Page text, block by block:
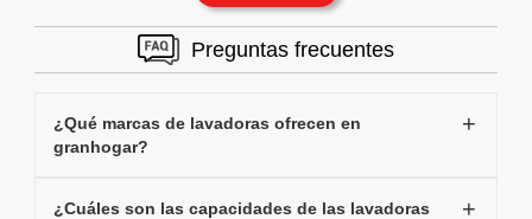
Preguntas frecuentes
¿Qué marcas de lavadoras ofrecen en
granhogar?
¿Cuáles son las capacidades de las lavadoras